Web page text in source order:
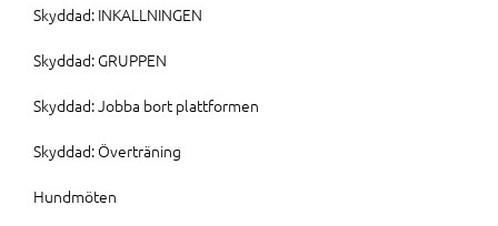
Skyddad: INKALLNINGEN
Skyddad: GRUPPEN
Skyddad: Jobba bort plattformen
Skyddad: Överträning
Hundmöten